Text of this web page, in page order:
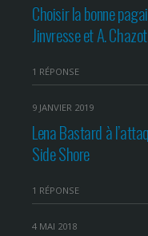
Choisir la bonne
Jinvresse et A.
1 RÉPONSE
9 JANVIER 2019
Lena Bastard à
Side Shore
1 RÉPONSE
4 MAI 2018